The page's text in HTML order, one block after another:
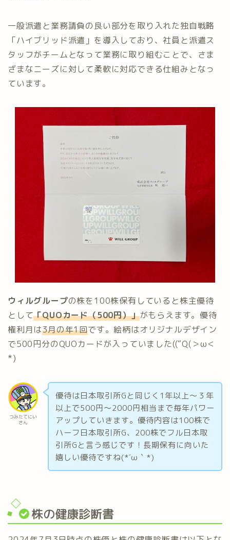
一般派遣と業務請負の良い部分を取り入れた独自戦略
「ハイブリッド派遣」を導入しており、社員と派遣ス
タッフがチームとなって業務に取り組むことで、さま
ざまなニーズに対して柔軟に対応できる仕組みとなっ
ています。
ウィルグループの株を100株保有していると株主優待
として「QUOカード（500円）」がもらえます。優待
権利月は3月の年1回です。絵柄はオリジナルデザイン
で500円分のQUOカードが入っていました((“Q(＞ω＜
*)
つみたてにい
さん
優待は日本取引所Gと同じく1年以上～３年
以上で500円～2000円相当まで毎年パワー
アップしていきます。優待内容は100株で
ハーフ日本取引所G、200株でフル日本取
引所Gと言う感じです！長期保有に向いた
嬉しい優待ですね(*´ω｀*)
株の健康診断書